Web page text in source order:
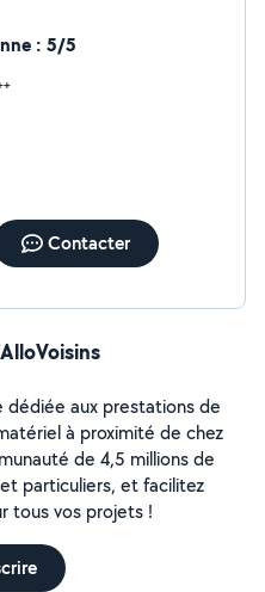
: 5/5
Contacter
dédiée aux prestations de
à proximité de chez
de 4,5 millions de
particuliers, et facilitez
tous vos projets !